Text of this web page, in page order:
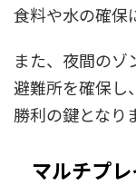
食料や水の確保
また、夜間のゾ
避難所を確保し
勝利の鍵となり
マルチプ